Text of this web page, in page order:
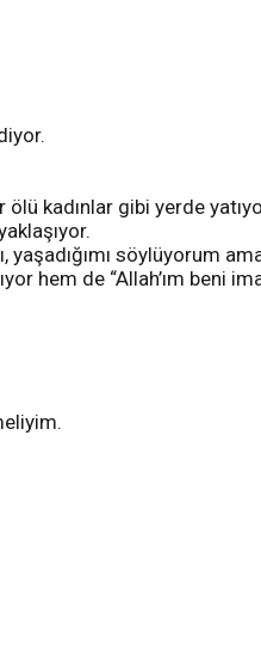
kadınlar gibi yerde
söylüyorum
hem de “Allah’ım beni